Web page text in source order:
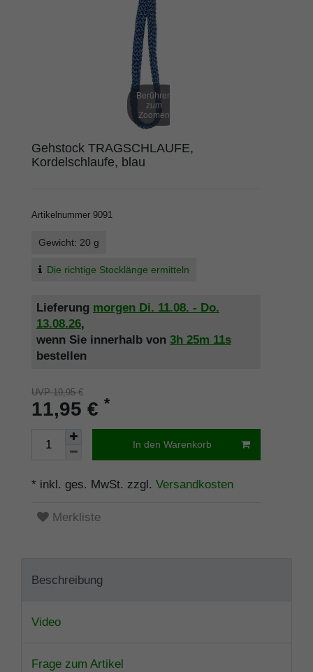
Berühren
zum
Zoomen
Gehstock TRAGSCHLAUFE,
Kordelschlaufe, blau
Artikelnummer 9091
Gewicht: 20 g
Die richtige Stocklänge ermitteln
Lieferung morgen Di. 11.08. - Do.
13.08.26,
wenn Sie innerhalb von 3h 25m 11s
bestellen
UVP 19,95 €
11,95 € *
In den Warenkorb
* inkl. ges. MwSt. zzgl. Versandkosten
Merkliste
Beschreibung
Video
Frage zum Artikel